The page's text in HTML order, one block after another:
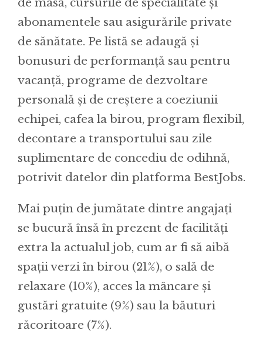
abonamentele sau asigurările private
de sănătate. Pe listă se adaugă și
bonusuri de performanță sau pentru
vacanță, programe de dezvoltare
personală și de creștere a coeziunii
echipei, cafea la birou, program flexibil,
decontare a transportului sau zile
suplimentare de concediu de odihnă,
potrivit datelor din platforma BestJobs.
Mai puțin de jumătate dintre angajați
se bucură însă în prezent de facilități
extra la actualul job, cum ar fi să aibă
spații verzi în birou (21%), o sală de
relaxare (10%), acces la mâncare și
gustări gratuite (9%) sau la băuturi
răcoritoare (7%).